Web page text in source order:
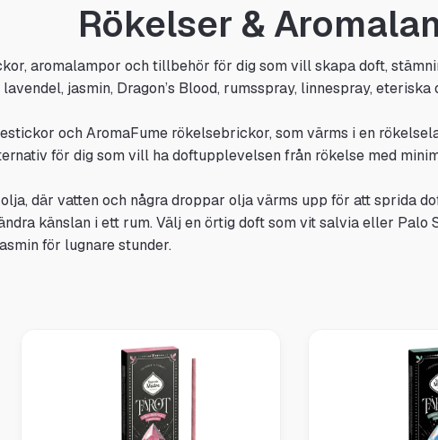
Rökelser &
aromalampor och tillbehör för dig som vill skapa doft,
jasmin, Dragon’s Blood, rumsspray, linnespray,
och AromaFume rökelsebrickor, som värms i en
för dig som vill ha doftupplevelsen från rökelse med
där vatten och några droppar olja värms upp för att sprida
känslan i ett rum. Välj en örtig doft som vit salvia eller Palo
för lugnare stunder.